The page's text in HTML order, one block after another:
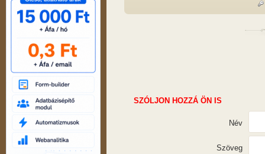
SZÓLJON HOZZÁ ÖN IS
Név
Szöveg